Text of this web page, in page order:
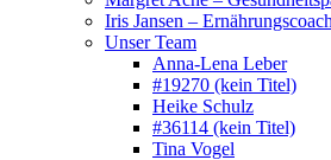
Iris Jansen –
Unser Team
Anna-Lena Leber
#19270 (kein Titel)
Heike Schulz
#36114 (kein Titel)
Tina Vogel